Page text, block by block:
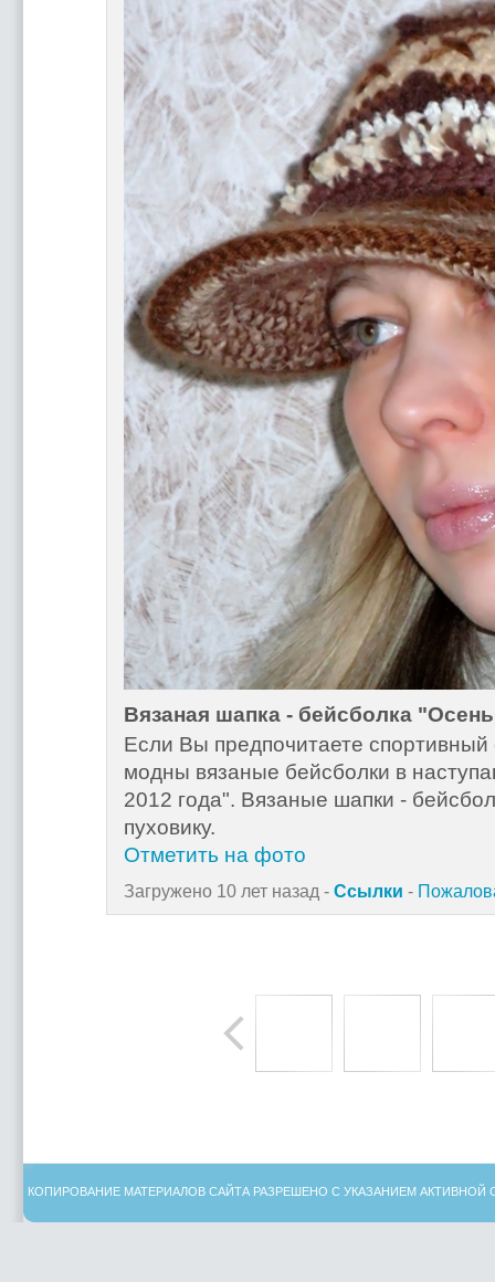
Вязаная шапка - бейсболка
Если Вы предпочитаете
модны вязаные бейсболки в
2012 года". Вязаные шапки -
пуховику.
Отметить на фото
Загружено 10 лет назад - Ссылки -
КОПИРОВАНИЕ МАТЕРИАЛОВ САЙТА РАЗРЕШЕНО С УКАЗАНИЕМ АКТИВНОЙ